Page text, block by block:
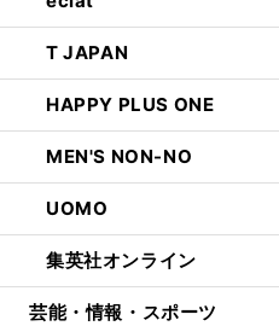
T JAPAN
HAPPY PLUS ONE
MEN'S NON-NO
UOMO
集英社オンライン
芸能・情報・スポーツ